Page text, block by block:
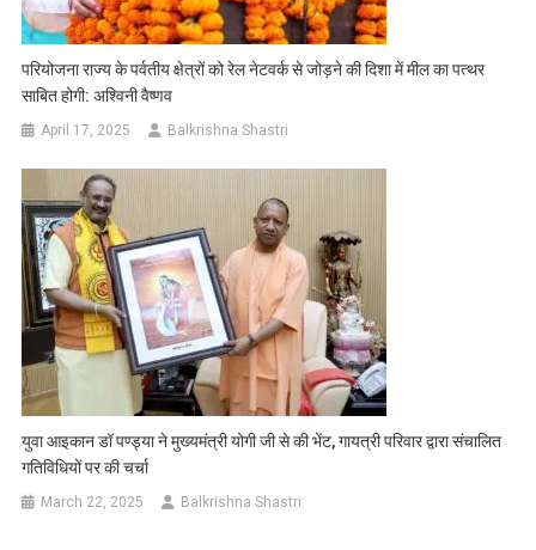
परियोजना राज्य के पर्वतीय क्षेत्रों को रेल नेटवर्क से जोड़ने की दिशा में मील का पत्थर
साबित होगी: अश्विनी वैष्णव
April 17, 2025 Balkrishna Shastri
युवा आइकान डॉ पण्ड्या ने मुख्यमंत्री योगी जी से की भेंट, गायत्री परिवार द्वारा संचालित
गतिविधियों पर की चर्चा
March 22, 2025 Balkrishna Shastri